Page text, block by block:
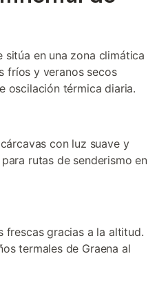
sitúa en una zona climática
fríos y veranos secos
oscilación térmica diaria.
con luz suave y
rutas de senderismo en
frescas gracias a la altitud.
termales de Graena al